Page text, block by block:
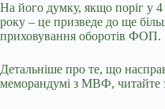
На його думку, якщо поріг у
року – це призведе до ще
приховування оборотів ФОП.
Детальніше про те, що
меморандумі з МВФ, читайте